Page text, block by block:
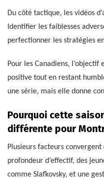
Du côté tactique, les vidéos
Identifier les faiblesses
perfectionner les stratégies
Pour les Canadiens,
positive tout en restant
une série, mais elle donne
Pourquoi cette
différente pour
Plusieurs facteurs
profondeur d’effectif, des
comme Slafkovsky, et une